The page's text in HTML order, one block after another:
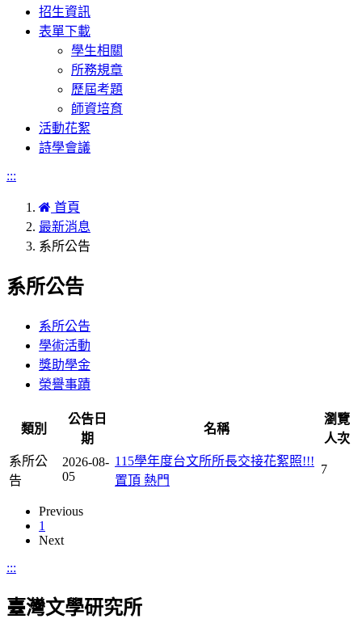
招生資訊
表單下載
學生相關
所務規章
歷屆考題
師資培育
活動花絮
詩學會議
:::
首頁
最新消息
系所公告
系所公告
系所公告
學術活動
獎助學金
榮譽事蹟
類別
公告日
期
名稱
瀏覽
人次
系所公
告
2026-08-
05
115學年度台文所所長交接花絮照!!!
置頂 熱門
7
Previous
1
Next
:::
臺灣文學研究所